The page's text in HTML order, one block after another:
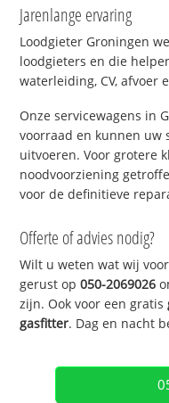
Jarenlange ervaring
Loodgieter Groningen
loodgieters en die
waterleiding, CV, afvoer
Onze servicewagens in
voorraad en kunnen uw
uitvoeren. Voor grotere
noodvoorziening
voor de definitieve
Offerte of advies nodig?
Wilt u weten wat wij
gerust op050-2069026
zijn. Ook voor een gratis
gasfitter. Dag en nacht